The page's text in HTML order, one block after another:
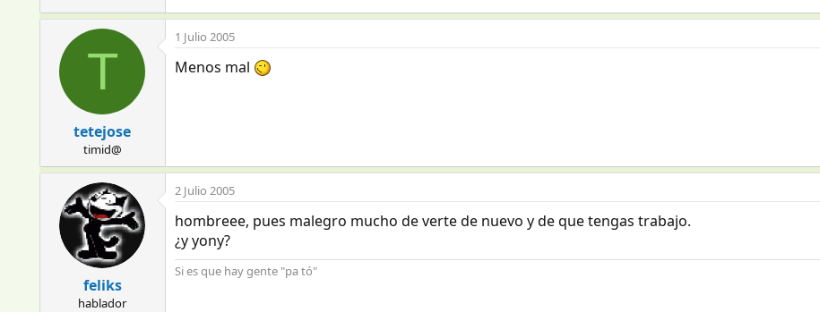
T
tetejose
timid@
1 Julio 2005
Menos mal
feliks
hablador
2 Julio 2005
hombreee, pues malegro mucho de verte de nuevo y de que tengas trabajo.
¿y yony?
Si es que hay gente "pa tó"